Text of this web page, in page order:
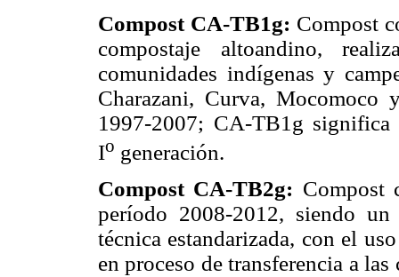
Compost CA-TB1g: Compost
compostaje altoandino,
comunidades indígenas y
Charazani, Curva, Mocomoco
1997-2007; CA-TB1g significa
Io generación.
Compost CA-TB2g: Compost
período 2008-2012, siendo
técnica estandarizada, con el
en proceso de transferencia a